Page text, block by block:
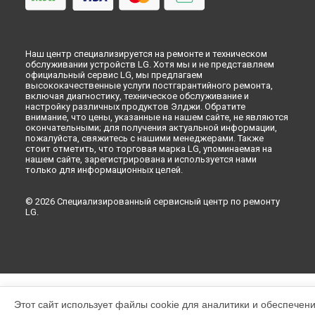
Наш центр специализируется на ремонте и техническом
обслуживании устройств LG. Хотя мы и не представляем
официальный сервис LG, мы предлагаем
высококачественные услуги постгарантийного ремонта,
включая диагностику, техническое обслуживание и
настройку различных продуктов Элджи. Обратите
внимание, что цены, указанные на нашем сайте, не являются
окончательными; для получения актуальной информации,
пожалуйста, свяжитесь с нашими менеджерами. Также
стоит отметить, что торговая марка LG, упоминаемая на
нашем сайте, зарегистрирована и используется нами
только для информационных целей.
© 2026 Специализированный сервисный центр по ремонту
LG.
Этот сайт использует файлы cookie для аналитики и